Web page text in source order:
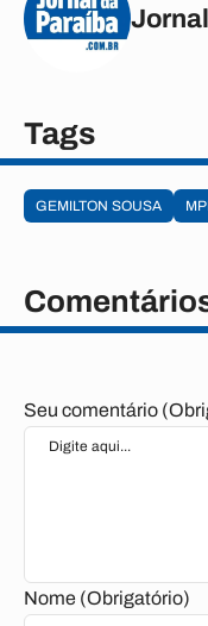
Tags
GEMILTON SOUSA
Seu comentário
Nome (Obrigatório)